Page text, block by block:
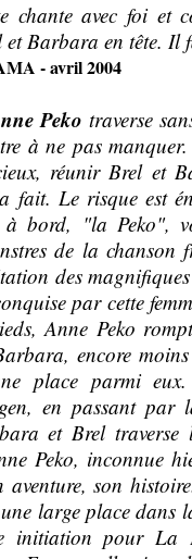
chante avec foi et
et Barbara en tête.
- avril 2004
Peko traverse
à ne pas
réunir Brel et
fait. Le risque est
à bord, "la Peko",
de la chanson
des
par cette
Anne Peko
encore
place parmi
en passant
et Brel traverse
Peko, inconnue
aventure, son
large place
initiation pour